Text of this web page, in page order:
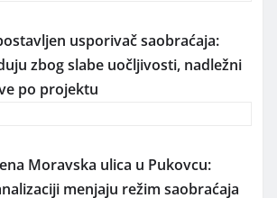
usporivač saobraćaja:
zbog slabe uočljivosti, nadležni
po projektu
Moravska ulica u Pukovcu:
menjaju režim saobraćaja